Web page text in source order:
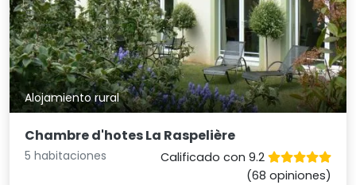
Alojamiento rural
Chambre d'hotes La Raspelière
5 habitaciones
Calificado con 9.2
(68 opiniones)